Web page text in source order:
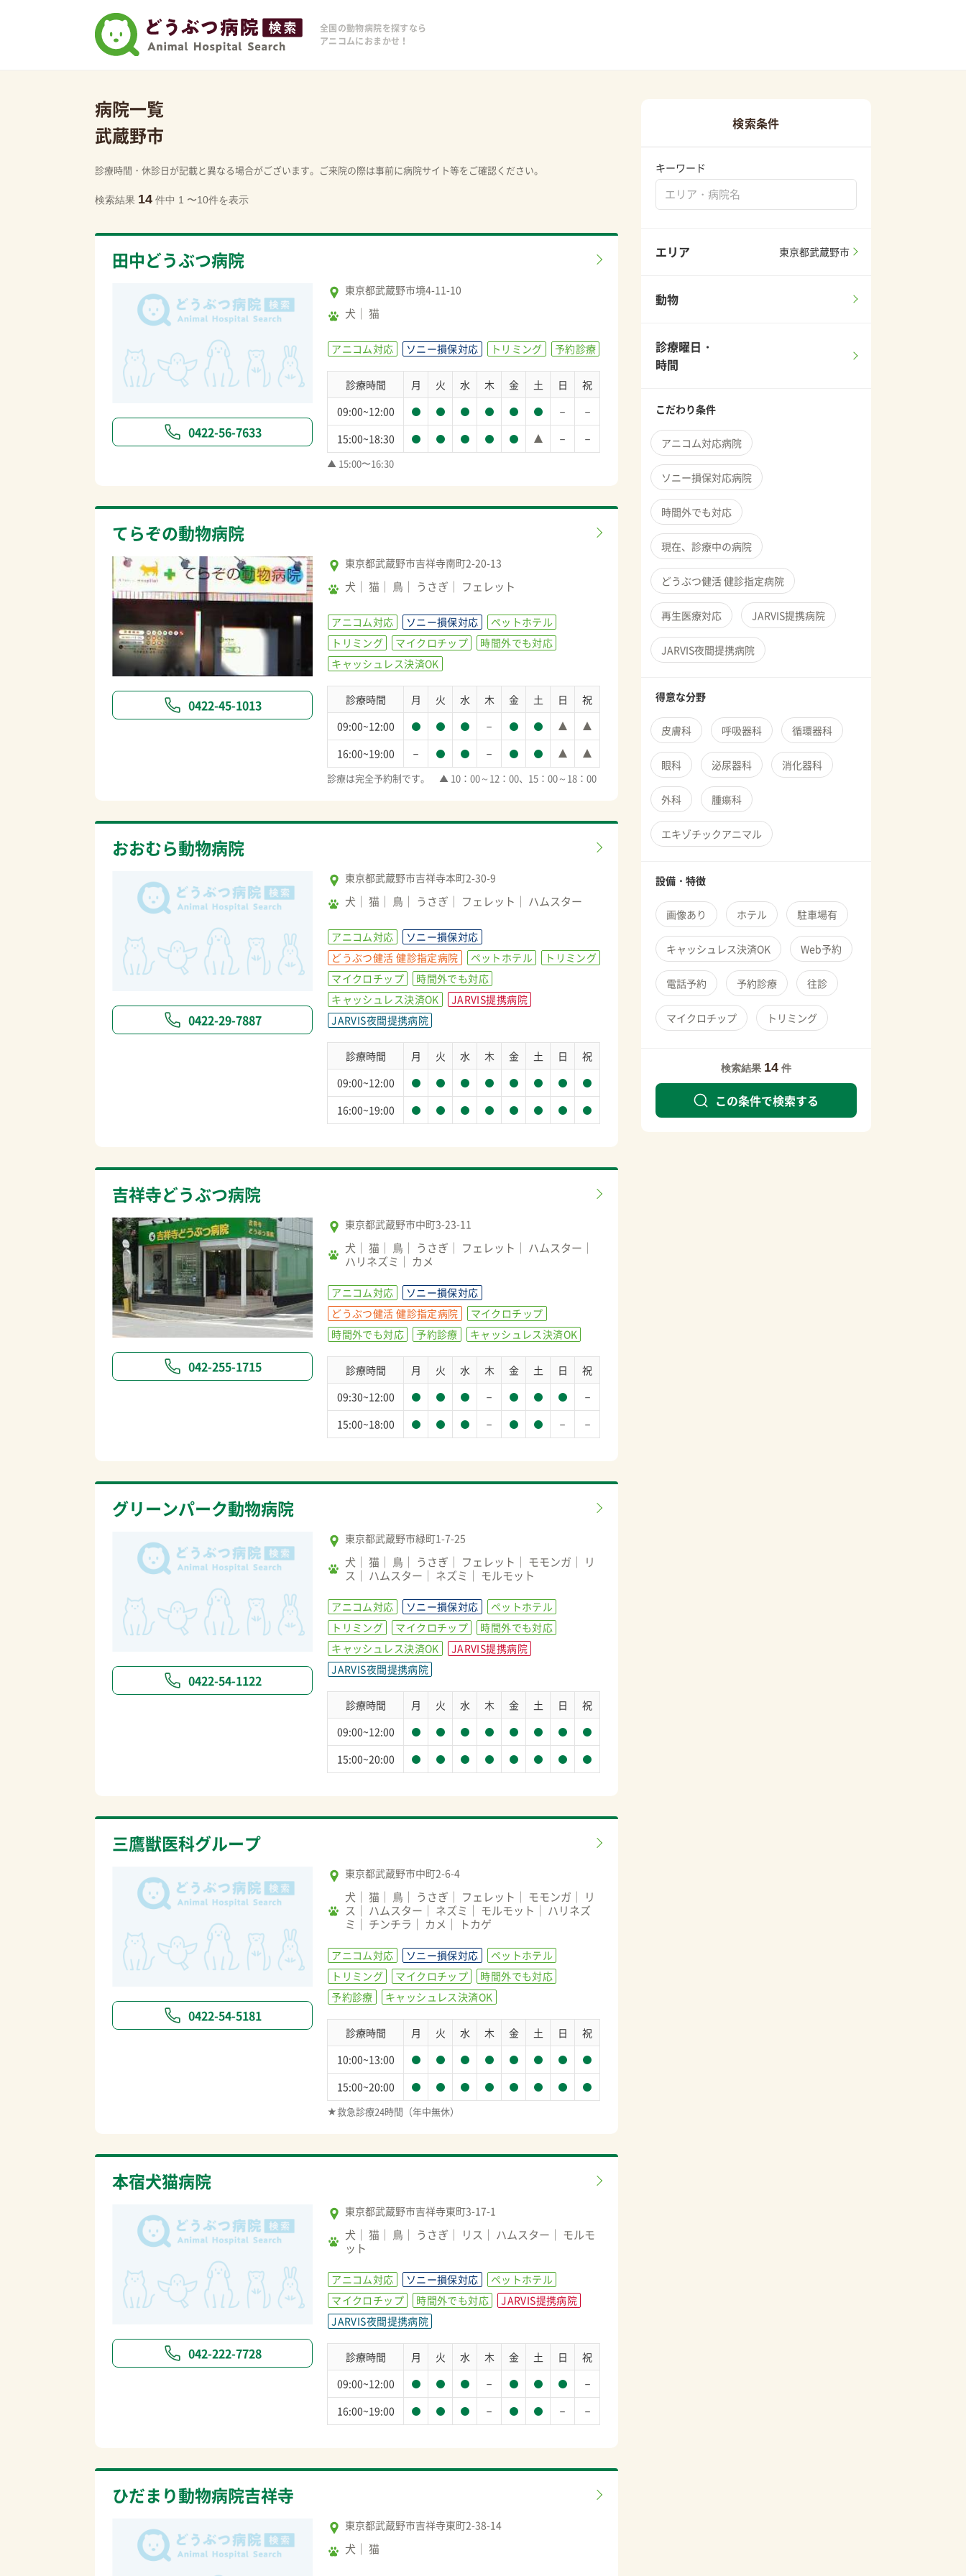
全国の動物病院を探すなら
アニコムにおまかせ！
病院一覧
武蔵野市
診療時間・休診日が記載と異なる場合がございます。ご来院の際は事前に病院サイト等をご確認ください。
検索結果 14 件中 1 〜10件を表示
田中どうぶつ病院
0422-56-7633
東京都武蔵野市境4-11-10
犬 猫
アニコム対応 ソニー損保対応 トリミング 予約診療
診療時間 月 火 水 木 金 土 日
祝
09:00~12:00
－ －
15:00~18:30 － －
▲ 15:00〜16:30
てらぞの動物病院
0422-45-1013
東京都武蔵野市吉祥寺南町2-20-13
犬 猫 鳥 うさぎ フェレット
アニコム対応 ソニー損保対応
ペットホテル
トリミング
マイクロチップ
時間外でも対応
キャッシュレス決済OK
診療時間 月 火 水 木 金 土 日
祝
09:00~12:00
－
16:00~19:00 － －
診療は完全予約制です。　▲ 10：00～12：00、15：00～18：00
おおむら動物病院
0422-29-7887
東京都武蔵野市吉祥寺本町2-30-9
犬 猫 鳥 うさぎ フェレット ハムスター
アニコム対応
ソニー損保対応
どうぶつ健活 健診指定病院
ペットホテル
トリミング
マイクロチップ
時間外でも対応
キャッシュレス決済OK
JARVIS提携病院
JARVIS夜間提携病院
診療時間 月 火 水 木 金 土 日
祝
09:00~12:00
16:00~19:00
吉祥寺どうぶつ病院
042-255-1715
東京都武蔵野市中町3-23-11
犬 猫 鳥 うさぎ フェレット
ハムスター
ハリネズミ
カメ
アニコム対応
ソニー損保対応
どうぶつ健活 健診指定病院
マイクロチップ
時間外でも対応
予約診療 キャッシュレス決済OK
診療時間 月 火 水 木 金 土 日
祝
09:30~12:00
－ －
15:00~18:00 － － －
グリーンパーク動物病院
0422-54-1122
東京都武蔵野市緑町1-7-25
犬 猫 鳥 うさぎ フェレット モモンガ
リ
ス
ハムスター ネズミ モルモット
アニコム対応 ソニー損保対応
ペットホテル
トリミング
マイクロチップ
時間外でも対応
キャッシュレス決済OK
JARVIS提携病院
JARVIS夜間提携病院
診療時間 月 火 水 木 金 土 日
祝
09:00~12:00
15:00~20:00
三鷹獣医科グループ
0422-54-5181
東京都武蔵野市中町2-6-4
犬 猫 鳥 うさぎ フェレット モモンガ
リ
ス
ハムスター ネズミ モルモット
ハリネズ
ミ
チンチラ カメ トカゲ
アニコム対応 ソニー損保対応
ペットホテル
トリミング
マイクロチップ
時間外でも対応
予約診療
キャッシュレス決済OK
診療時間 月 火 水 木 金 土 日
祝
10:00~13:00
15:00~20:00
★救急診療24時間（年中無休）
本宿犬猫病院
042-222-7728
東京都武蔵野市吉祥寺東町3-17-1
犬 猫 鳥 うさぎ リス ハムスター
モルモ
ット
アニコム対応 ソニー損保対応
ペットホテル
マイクロチップ
時間外でも対応
JARVIS提携病院
JARVIS夜間提携病院
診療時間 月 火 水 木 金 土 日
祝
09:00~12:00
－ －
16:00~19:00 － － －
ひだまり動物病院吉祥寺
東京都武蔵野市吉祥寺東町2-38-14
犬 猫
検索条件
キーワード
エリア 東京都武蔵野市
動物
診療曜日・
時間
こだわり条件
アニコム対応病院
ソニー損保対応病院
時間外でも対応
現在、診療中の病院
どうぶつ健活 健診指定病院
再生医療対応 JARVIS提携病院
JARVIS夜間提携病院
得意な分野
皮膚科 呼吸器科 循環器科
眼科 泌尿器科 消化器科
外科 腫瘍科
エキゾチックアニマル
設備・特徴
画像あり ホテル 駐車場有
キャッシュレス決済OK Web予約
電話予約 予約診療 往診
マイクロチップ トリミング
検索結果 14 件
この条件で検索する